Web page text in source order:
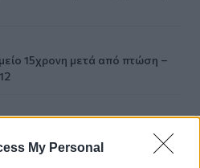
My Personal
15χρονη μετά από πτώση –
άρδευσης